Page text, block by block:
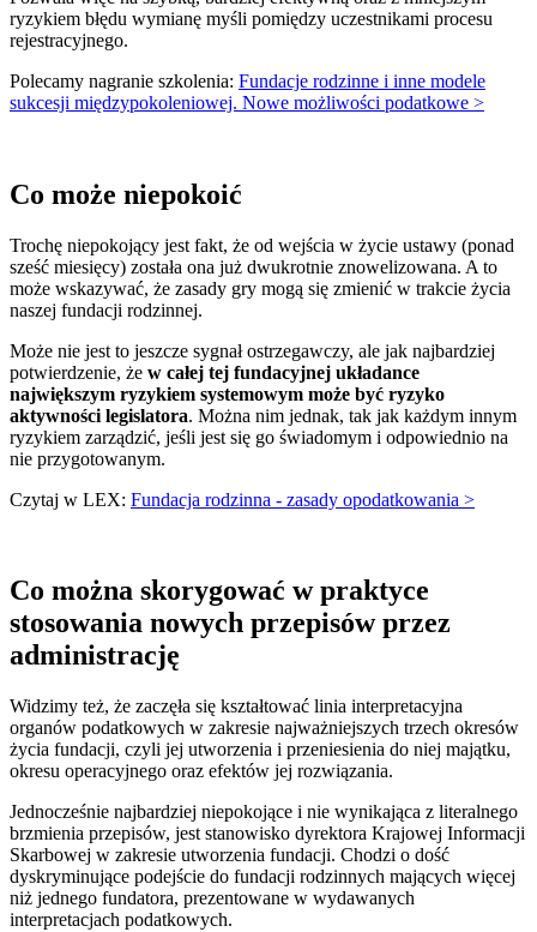
ryzykiem błędu wymianę myśli pomiędzy uczestnikami procesu
rejestracyjnego.
Polecamy nagranie szkolenia: Fundacje rodzinne i inne modele
sukcesji międzypokoleniowej. Nowe możliwości podatkowe >
Co może niepokoić
Trochę niepokojący jest fakt, że od wejścia w życie ustawy (ponad
sześć miesięcy) została ona już dwukrotnie znowelizowana. A to
może wskazywać, że zasady gry mogą się zmienić w trakcie życia
naszej fundacji rodzinnej.
Może nie jest to jeszcze sygnał ostrzegawczy, ale jak najbardziej
potwierdzenie, że w całej tej fundacyjnej układance
największym ryzykiem systemowym może być ryzyko
aktywności legislatora. Można nim jednak, tak jak każdym innym
ryzykiem zarządzić, jeśli jest się go świadomym i odpowiednio na
nie przygotowanym.
Czytaj w LEX: Fundacja rodzinna - zasady opodatkowania >
Co można skorygować w praktyce
stosowania nowych przepisów przez
administrację
Widzimy też, że zaczęła się kształtować linia interpretacyjna
organów podatkowych w zakresie najważniejszych trzech okresów
życia fundacji, czyli jej utworzenia i przeniesienia do niej majątku,
okresu operacyjnego oraz efektów jej rozwiązania.
Jednocześnie najbardziej niepokojące i nie wynikająca z literalnego
brzmienia przepisów, jest stanowisko dyrektora Krajowej Informacji
Skarbowej w zakresie utworzenia fundacji. Chodzi o dość
dyskryminujące podejście do fundacji rodzinnych mających więcej
niż jednego fundatora, prezentowane w wydawanych
interpretacjach podatkowych.